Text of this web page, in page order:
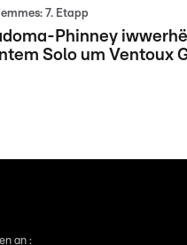
7. Etapp
Phinney
Solo um Ventoux
an :